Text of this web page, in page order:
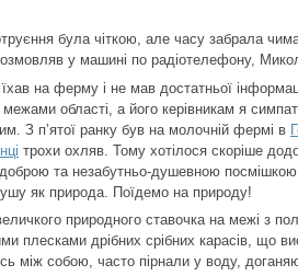
отруєння була чіткою, але часу забрала
у машині по радіотелефону,
на ферму і не мав достатньої
області, а його керівникам я
З п’ятої ранку був на молочній фермі в
трохи охляв. Тому хотілося скоріше
та незабутньо-душевною
як природа. Поїдемо на природу!
природного ставочка на межі з
плесками дрібних срібних карасів, що
між собою, часто пірнали у воду,